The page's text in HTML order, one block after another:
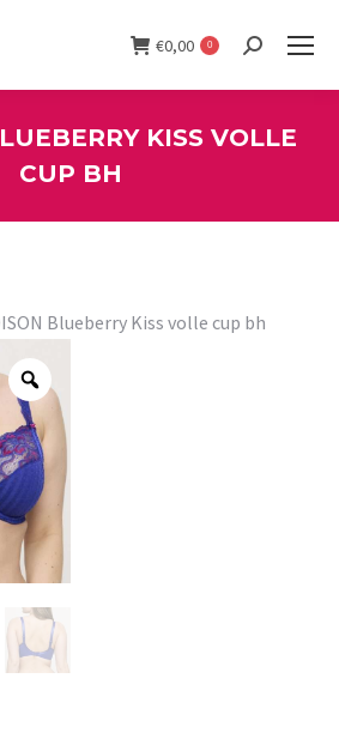
€0,00 0 Search:
KISS VOLLE
CUP BH
Blueberry Kiss volle cup bh